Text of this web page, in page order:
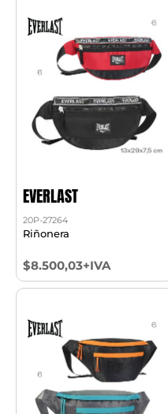
EVERLAST
20P-27264
Riñonera
$8.500,03+IVA